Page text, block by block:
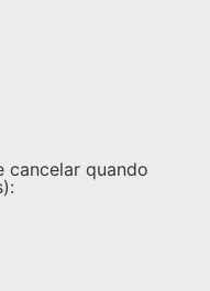
cancelar quando